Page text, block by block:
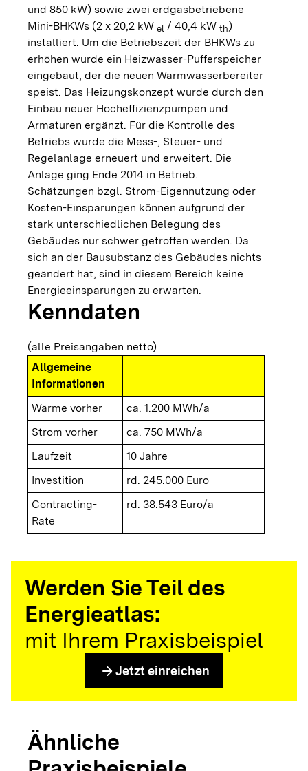
und 850 kW) sowie zwei erdgasbetriebene
Mini-BHKWs (2 x 20,2 kW el / 40,4 kW th)
installiert. Um die Betriebszeit der BHKWs zu
erhöhen wurde ein Heizwasser-Pufferspeicher
eingebaut, der die neuen Warmwasserbereiter
speist. Das Heizungskonzept wurde durch den
Einbau neuer Hocheffizienzpumpen und
Armaturen ergänzt. Für die Kontrolle des
Betriebs wurde die Mess-, Steuer- und
Regelanlage erneuert und erweitert. Die
Anlage ging Ende 2014 in Betrieb.
Schätzungen bzgl. Strom-Eigennutzung oder
Kosten-Einsparungen können aufgrund der
stark unterschiedlichen Belegung des
Gebäudes nur schwer getroffen werden. Da
sich an der Bausubstanz des Gebäudes nichts
geändert hat, sind in diesem Bereich keine
Energieeinsparungen zu erwarten.
Kenndaten
(alle Preisangaben netto)
Allgemeine
Informationen
Wärme vorher
ca. 1.200 MWh/a
Strom vorher
ca. 750 MWh/a
Laufzeit
10 Jahre
Investition
rd. 245.000 Euro
Contracting-
Rate
rd. 38.543 Euro/a
Werden Sie Teil des
Energieatlas:
mit Ihrem Praxisbeispiel
arrow_forward Jetzt einreichen
Ähnliche